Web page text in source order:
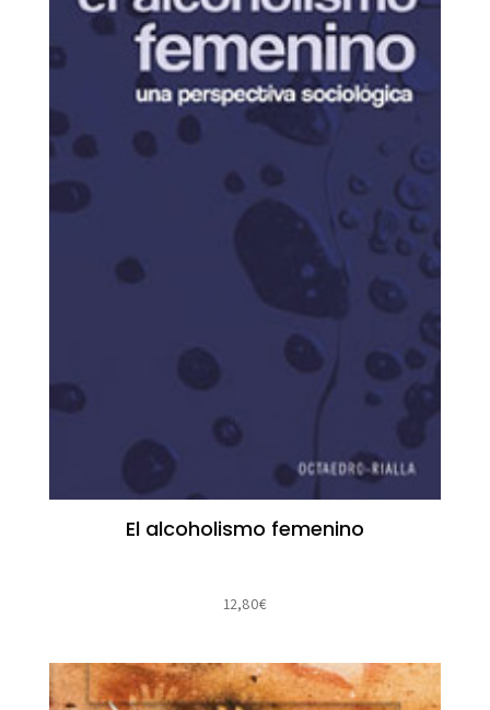
El alcoholismo femenino
12,80€